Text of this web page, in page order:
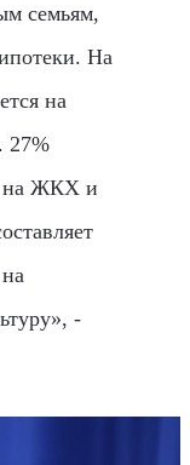
семьям,
На
на
27%
на ЖКХ и
-